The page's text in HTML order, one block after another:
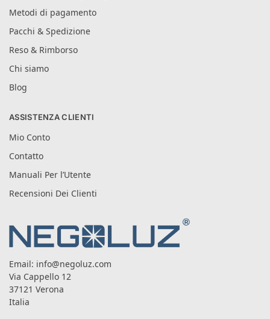
Metodi di pagamento
Pacchi & Spedizione
Reso & Rimborso
Chi siamo
Blog
ASSISTENZA CLIENTI
Mio Conto
Contatto
Manuali Per l’Utente
Recensioni Dei Clienti
Email: info@negoluz.com
Via Cappello 12
37121 Verona
Italia